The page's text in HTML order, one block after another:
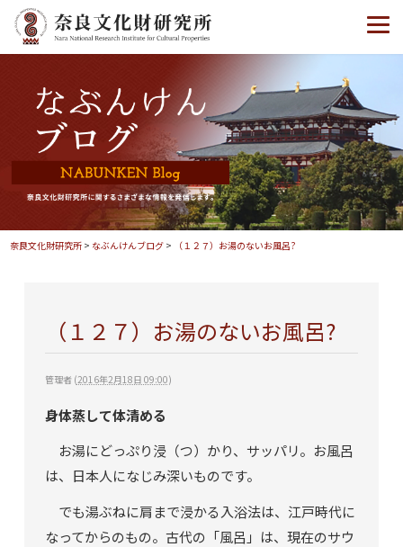
奈良文化財研究所 > なぶんけんブログ > （１２７）お湯のないお風呂?
（１２７）お湯のないお風呂?
管理者(2016年2月18日 09:00)
身体蒸して体清める
お湯にどっぷり浸（つ）かり、サッパリ。お風呂
は、日本人になじみ深いものです。
でも湯ぶねに肩まで浸かる入浴法は、江戸時代に
なってからのもの。古代の「風呂」は、現在のサウ